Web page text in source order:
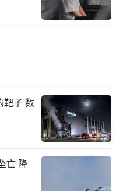
靶子 数
亡 降